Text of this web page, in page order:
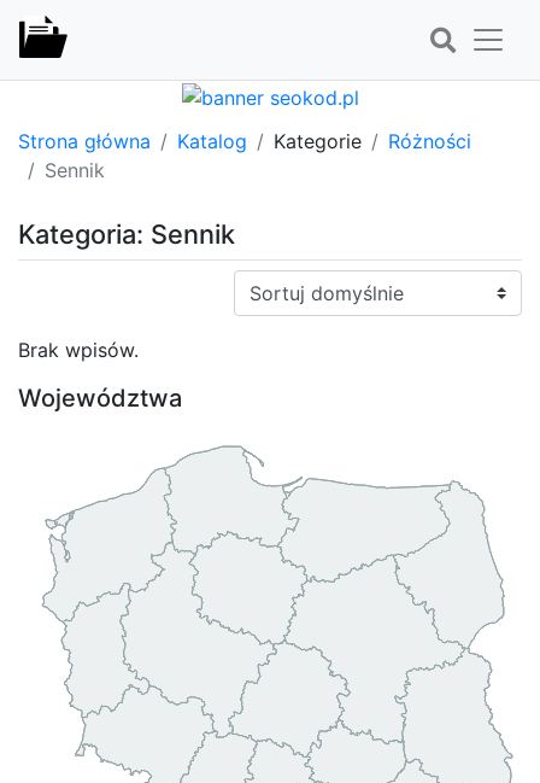
Strona główna Katalog Kategorie
Różności
Sennik
Kategoria: Sennik
Sortuj:
Brak wpisów.
Województwa